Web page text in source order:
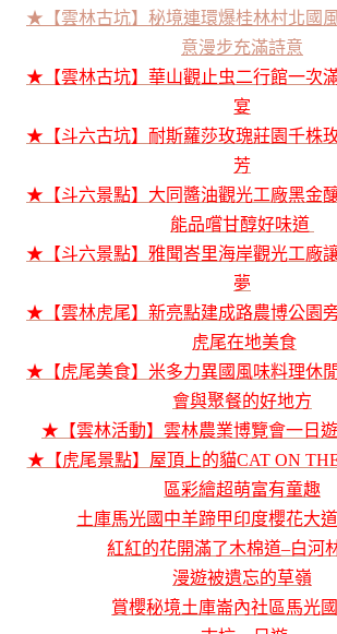
★【雲林古坑】秘境連環爆桂林村北國
意漫步充滿詩意
★【雲林古坑】華山觀止虫二行館一次
宴
★【斗六古坑】耐斯蘿莎玫瑰莊園千株
芳
★【斗六景點】大同醬油觀光工廠黑金
能品嚐甘醇好味道
★【斗六景點】雅聞峇里海岸觀光工廠
夢
★【雲林虎尾】新亮點建成路農博公園
虎尾在地美食
★【虎尾美食】米多力異國風味料理休
會與聚餐的好地方
★【雲林活動】雲林農業博覽會一日
★【虎尾景點】屋頂上的貓CAT ON
區彩繪超萌富有童趣
土庫馬光國中羊蹄甲印度櫻花大
紅紅的花開滿了木棉道–白河
漫遊被遺忘的草嶺
賞櫻秘境土庫崙內社區馬光